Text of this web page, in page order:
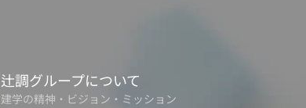
辻調グループについて
建学の精神・ビジョン・ミッション